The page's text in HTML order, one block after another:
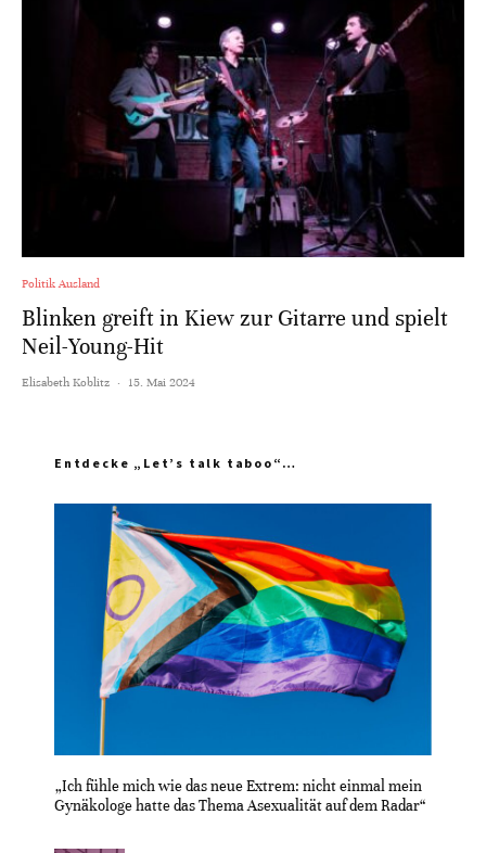
Politik Ausland
Blinken greift in Kiew zur Gitarre und spielt
Neil-Young-Hit
Elisabeth Koblitz · 15. Mai 2024
Entdecke „Let’s talk taboo“…
„Ich fühle mich wie das neue Extrem: nicht einmal mein
Gynäkologe hatte das Thema Asexualität auf dem Radar“